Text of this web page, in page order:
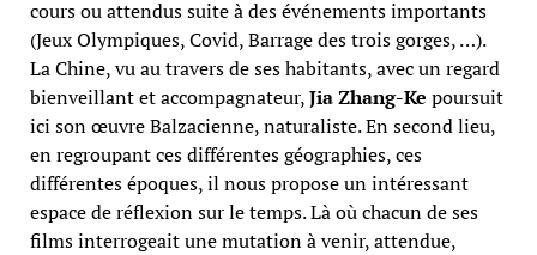
cours ou attendus suite à des événements importants
(Jeux Olympiques, Covid, Barrage des trois gorges, …).
La Chine, vu au travers de ses habitants, avec un regard
bienveillant et accompagnateur,Jia Zhang-Ke poursuit
ici son œuvre Balzacienne, naturaliste. En second lieu,
en regroupant ces différentes géographies, ces
différentes époques, il nous propose un intéressant
espace de réflexion sur le temps. Là où chacun de ses
films interrogeait une mutation à venir, attendue,